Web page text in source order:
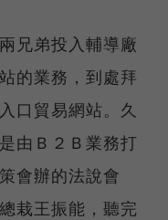
兄弟投入輔導廠
的業務，到處拜
口貿易網站。久
由Ｂ２Ｂ業務打
會辦的法說會
栽王振能，聽完